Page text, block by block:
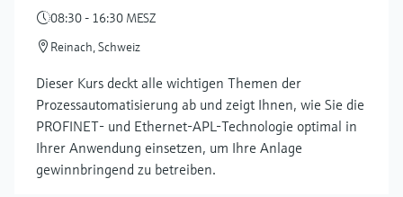
08:30 - 16:30 MESZ
Reinach, Schweiz
Dieser Kurs deckt alle wichtigen Themen der
Prozessautomatisierung ab und zeigt Ihnen, wie Sie die
PROFINET- und Ethernet-APL-Technologie optimal in
Ihrer Anwendung einsetzen, um Ihre Anlage
gewinnbringend zu betreiben.